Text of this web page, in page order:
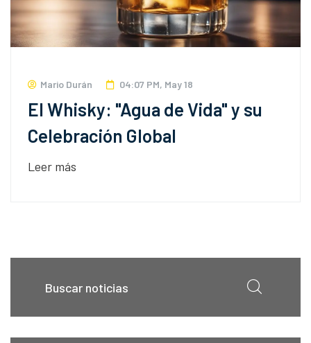
Mario Durán 04:07 PM, May 18
El Whisky: "Agua de Vida" y su
Celebración Global
Leer más